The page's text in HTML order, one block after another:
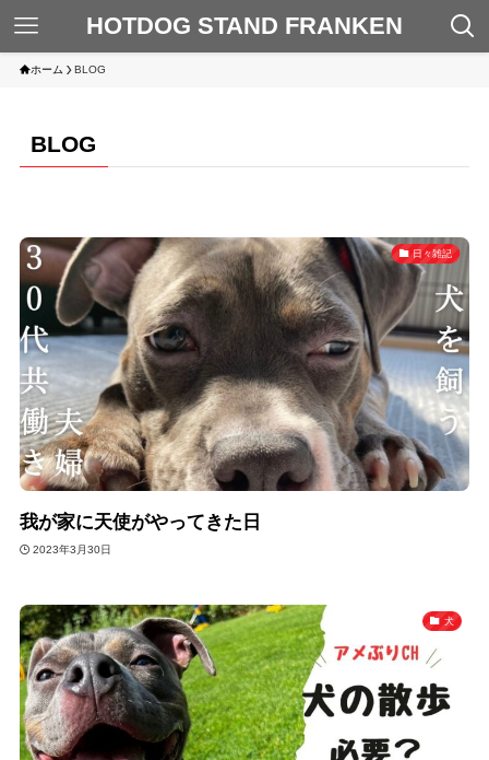
HOTDOG STAND FRANKEN
ホーム BLOG
BLOG
日々雑記
我が家に天使がやってきた日
2023年3月30日
犬